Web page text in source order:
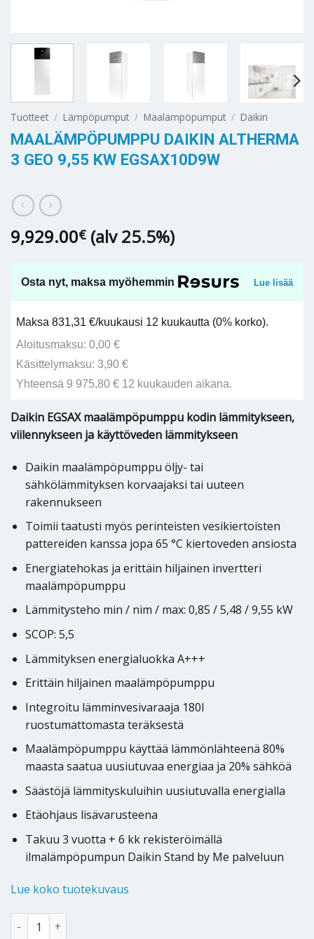
Tuotteet / Lämpöpumput / Maalämpöpumput / Daikin
MAALÄMPÖPUMPPU DAIKIN ALTHERMA
3 GEO 9,55 KW EGSAX10D9W
9,929.00€ (alv 25.5%)
Osta nyt, maksa myöhemmin Lue lisää
Maksa 831,31 €/kuukausi 12 kuukautta (0% korko).
Aloitusmaksu: 0,00 €
Käsittelymaksu: 3,90 €
Yhteensä 9 975,80 € 12 kuukauden aikana.
Daikin EGSAX maalämpöpumppu kodin lämmitykseen,
viilennykseen ja käyttöveden lämmitykseen
Daikin maalämpöpumppu öljy- tai
sähkölämmityksen korvaajaksi tai uuteen
rakennukseen
Toimii taatusti myös perinteisten vesikiertoisten
pattereiden kanssa jopa 65 °C kiertoveden ansiosta
Energiatehokas ja erittäin hiljainen invertteri
maalämpöpumppu
Lämmitysteho min / nim / max: 0,85 / 5,48 / 9,55 kW
SCOP: 5,5
Lämmityksen energialuokka A+++
Erittäin hiljainen maalämpöpumppu
Integroitu lämminvesivaraaja 180l
ruostumattomasta teräksestä
Maalämpöpumppu käyttää lämmönlähteenä 80%
maasta saatua uusiutuvaa energiaa ja 20% sähköä
Säästöjä lämmityskuluihin uusiutuvalla energialla
Etäohjaus lisävarusteena
Takuu 3 vuotta + 6 kk rekisteröimällä
ilmalämpöpumpun Daikin Stand by Me palveluun
Lue koko tuotekuvaus
Maalämpöpumppu Daikin Altherma 3 GEO 9,55 kW
Alternative: